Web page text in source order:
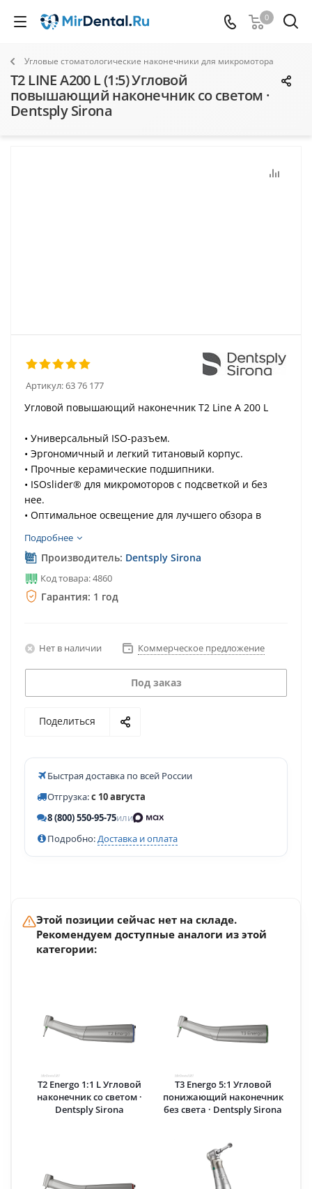
0
Угловые стоматологические наконечники для микромотора
T2 LINE A200 L (1:5) Угловой
повышающий наконечник со светом ·
Dentsply Sirona
Артикул:63 76 177
Угловой повышающий наконечник T2 Line A 200 L
• Универсальный ISO-разъем.
• Эргономичный и легкий титановый корпус.
• Прочные керамические подшипники.
• ISOslider® для микромоторов с подсветкой и без
нее.
• Оптимальное освещение для лучшего обзора в
• Превосходная гигиена – можно стерилизовать и
автоклавировать.
С красной маркировкой, повышающая передача 1:5
керамические подшипники, 4-точечный спрей.
Подробнее
Производитель: Dentsply Sirona
Код товара: 4860
Гарантия: 1 год
Нет в наличии Коммерческое предложение
Под заказ
Поделиться
Быстрая доставка по всей России
Отгрузка:с 10 августа
8 (800) 550-95-75или
Подробно:Доставка и оплата
Этой позиции сейчас нет на складе.
Рекомендуем доступные аналоги из этой
категории:
T2 Energo 1:1 L Угловой
наконечник со светом ·
Dentsply Sirona
T3 Energo 5:1 Угловой
понижающий наконечник
без света · Dentsply Sirona